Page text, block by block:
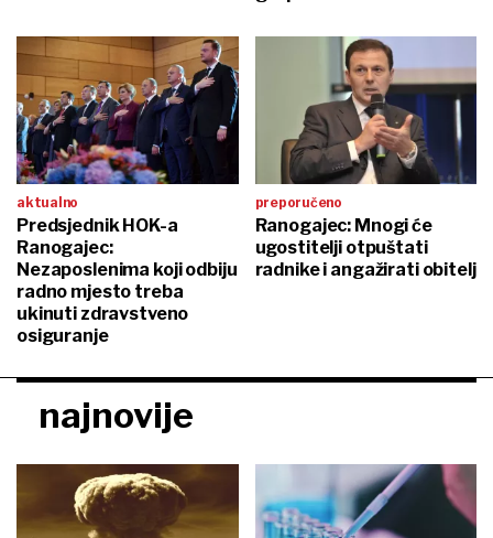
aktualno
Predsjednik HOK-a
Ranogajec:
Nezaposlenima koji odbiju
radno mjesto treba
ukinuti zdravstveno
osiguranje
preporučeno
Ranogajec: Mnogi će
ugostitelji otpuštati
radnike i angažirati obitelj
najnovije